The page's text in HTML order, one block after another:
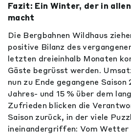
Fazit: Ein Winter, der in
macht
Die Bergbahnen Wildhaus
positive Bilanz des
letzten dreieinhalb Monaten
Gäste begrüsst werden.
nun zu Ende gegangene
Jahres- und 15 % über dem
Zufrieden blicken die
Saison zurück, in der viele
ineinandergriffen: Vom Wetter